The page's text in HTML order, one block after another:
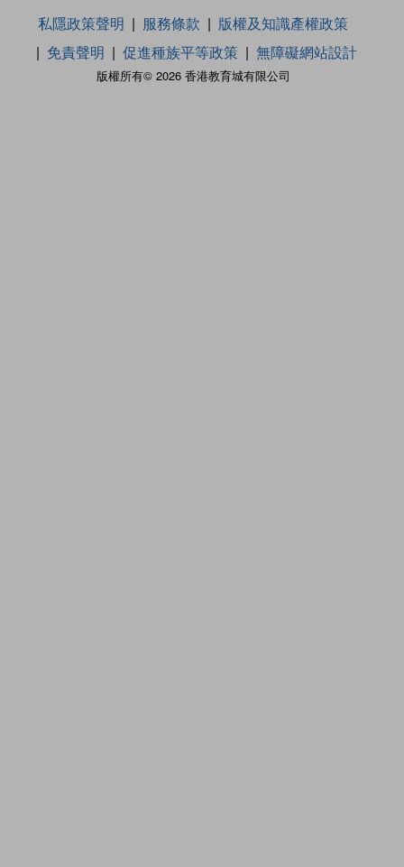
版權所有© 2026 香港教育城有限公司
私隱政策聲明 服務條款
版權及知識產權政策
免責聲明
促進種族平等政策 無障礙網站設計